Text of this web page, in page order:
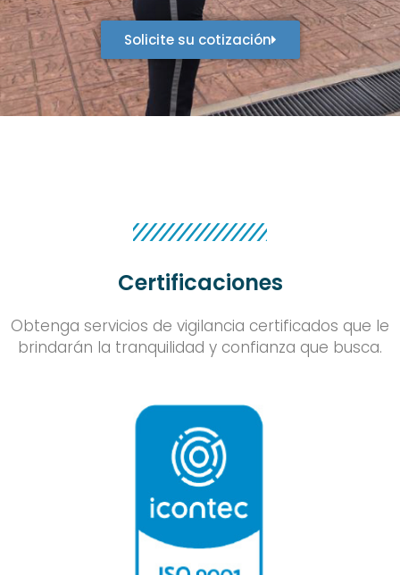
Solicite su cotización
Certificaciones
Obtenga servicios de vigilancia certificados que le
brindarán la tranquilidad y confianza que busca.